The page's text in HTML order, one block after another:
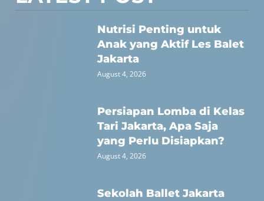
Nutrisi Penting untuk
Anak yang Aktif Les Balet
Jakarta
August 4, 2026
Persiapan Lomba di Kelas
Tari Jakarta, Apa Saja
yang Perlu Disiapkan?
August 4, 2026
Sekolah Ballet Jakarta